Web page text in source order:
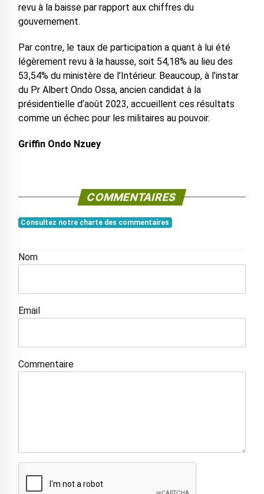
revu à la baisse par rapport aux chiffres du
gouvernement.
Par contre, le taux de participation a quant à lui été
légèrement revu à la hausse, soit 54,18% au lieu des
53,54% du ministère de l’Intérieur. Beaucoup, à l’instar
du Pr Albert Ondo Ossa, ancien candidat à la
présidentielle d’août 2023, accueillent ces résultats
comme un échec pour les militaires au pouvoir.
Griffin Ondo Nzuey
COMMENTAIRES
Consultez notre charte des commentaires
Nom
Email
Commentaire